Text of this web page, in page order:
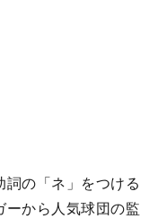
の「ネ」をつける
から人気球団の監